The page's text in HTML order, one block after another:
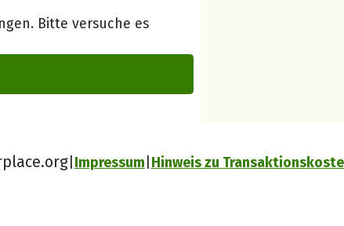
Bitte versuche es
Impressum Hinweis zu